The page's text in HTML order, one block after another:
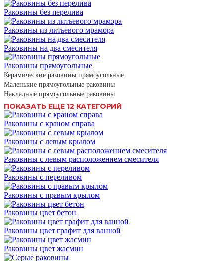
Раковины без перелива
Раковины из литьевого мрамора
Раковины на два смесителя
Раковины прямоугольные
Керамические раковины прямоугольные
Маленькие прямоугольные раковины
Накладные прямоугольные раковины
ПОКАЗАТЬ ЕЩЕ 12 КАТЕГОРИЙ
Раковины с краном справа
Раковины с левым крылом
Раковины с левым расположением смесителя
Раковины с переливом
Раковины с правым крылом
Раковины цвет бетон
Раковины цвет графит для ванной
Раковины цвет жасмин